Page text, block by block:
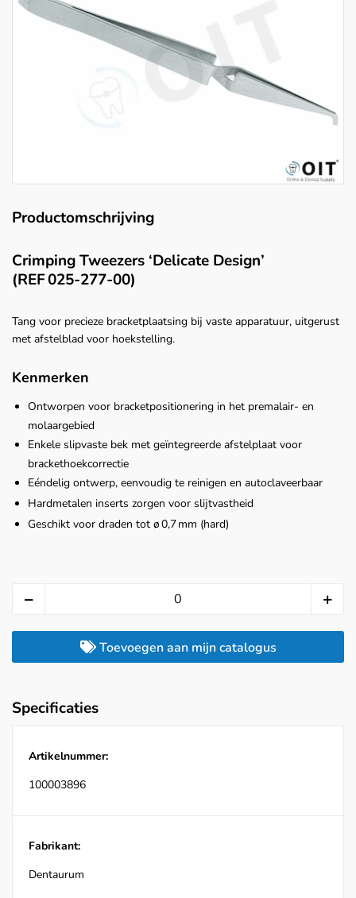
Productomschrijving
Crimping Tweezers ‘Delicate Design’
(REF 025‑277‑00)
Tang voor precieze bracketplaatsing bij vaste apparatuur, uitgerust
met afstelblad voor hoekstelling.
Kenmerken
Ontworpen voor bracketpositionering in het premalair- en
molaargebied
Enkele slipvaste bek met geïntegreerde afstelplaat voor
brackethoekcorrectie
Eéndelig ontwerp, eenvoudig te reinigen en autoclaveerbaar
Hardmetalen inserts zorgen voor slijtvastheid
Geschikt voor draden tot ø 0,7 mm (hard)
Toevoegen aan mijn catalogus
Specificaties
Artikelnummer:
100003896
Fabrikant:
Dentaurum